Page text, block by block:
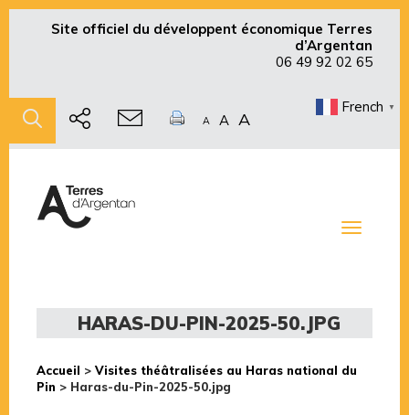
Site officiel du développent économique Terres
d’Argentan
06 49 92 02 65
A A A
French ▼
Toggle
HARAS-DU-PIN-2025-50.JPG
Accueil > Visites théâtralisées au Haras national du
Pin > Haras-du-Pin-2025-50.jpg